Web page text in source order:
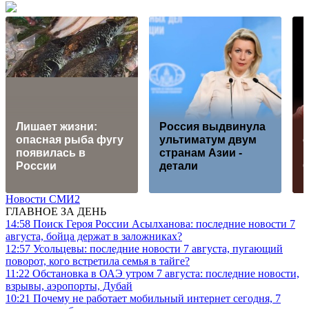
Лишает жизни:
опасная рыба фугу
появилась в
России
Россия выдвинула
ультиматум двум
странам Азии -
детали
Новости СМИ2
ГЛАВНОЕ ЗА ДЕНЬ
14:58 Поиск Героя России Асылханова: последние новости 7
августа, бойца держат в заложниках?
12:57 Усольцевы: последние новости 7 августа, пугающий
поворот, кого встретила семья в тайге?
11:22 Обстановка в ОАЭ утром 7 августа: последние новости,
взрывы, аэропорты, Дубай
10:21 Почему не работает мобильный интернет сегодня, 7